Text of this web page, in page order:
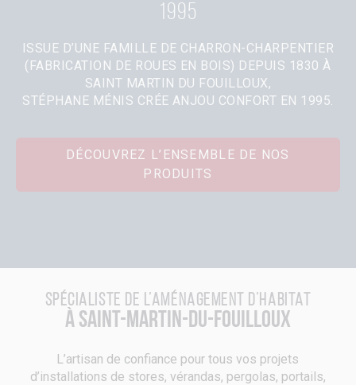
1995
ISSUE D’UNE FAMILLE DE CHARRON-CHARPENTIER
(FABRICATION DE ROUES EN BOIS) DEPUIS 1830 À
SAINT MARTIN DU FOUILLOUX,
STÉPHANE MÉNIS CRÉE ANJOU CONFORT EN 1995.
DÉCOUVREZ L’ENSEMBLE DE NOS
PRODUITS
Spécialiste de l’aménagement d’habitat
à Saint-Martin-du-Fouilloux
L’artisan de confiance pour tous vos projets
d’installations de stores, vérandas, pergolas, portails,